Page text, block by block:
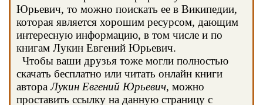
Юрьевич, то можно поискать ее в Википедии,
которая является хорошим ресурсом, дающим
интересную информацию, в том числе и по
книгам Лукин Евгений Юрьевич.
Чтобы ваши друзья тоже могли полностью
скачать бесплатно или читать онлайн книги
автораЛукин Евгений Юрьевич, можно
проставить ссылку на данную страницу с